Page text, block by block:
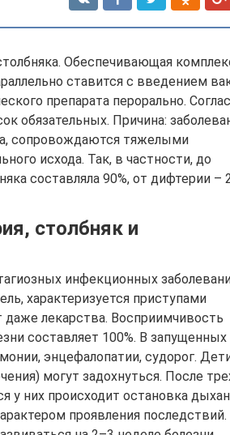
Обеспечивающая
ставится с введением
препарата перорально.
обязательных. Причина:
сопровождаются тяжелыми
исхода. Так, в частности, до
составляла 90%, от дифтерии –
столбняк и
инфекционных
характеризуется приступами
лекарства. Восприимчивость
составляет 100%. В запущенных
энцефалопатии, судорог.
могут задохнуться. После
них происходит остановка
проявления последствий.